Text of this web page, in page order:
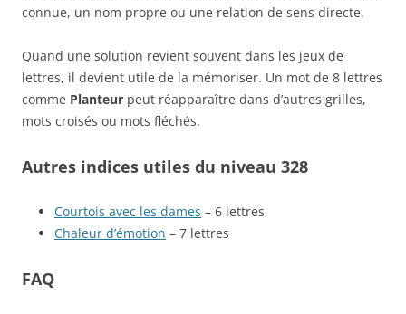
connue, un nom propre ou une relation de sens directe.
Quand une solution revient souvent dans les jeux de
lettres, il devient utile de la mémoriser. Un mot de 8 lettres
comme Planteur peut réapparaître dans d’autres grilles,
mots croisés ou mots fléchés.
Autres indices utiles du niveau 328
Courtois avec les dames – 6 lettres
Chaleur d’émotion – 7 lettres
FAQ